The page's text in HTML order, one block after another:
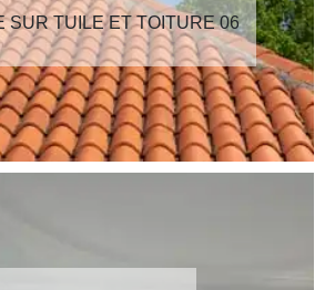
SUR TUILE ET TOITURE 06